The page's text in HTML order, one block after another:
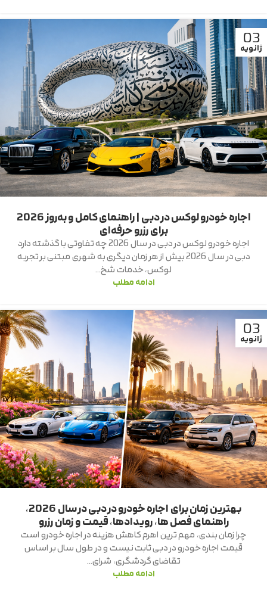
03
ژانویه
اجاره خودرو لوکس در دبی | راهنمای کامل و به‌روز 2026
برای رزرو حرفه‌ای
اجاره خودرو لوکس در دبی در سال 2026 چه تفاوتی با گذشته دارد
دبی در سال 2026 بیش از هر زمان دیگری به شهری مبتنی بر تجربه
لوکس، خدمات شخ...
ادامه مطلب
03
ژانویه
بهترین زمان برای اجاره خودرو در دبی در سال 2026،
راهنمای فصل ها، رویدادها، قیمت و زمان رزرو
چرا زمان بندی، مهم ترین اهرم کاهش هزینه در اجاره خودرو است
قیمت اجاره خودرو در دبی ثابت نیست و در طول سال بر اساس
تقاضای گردشگری، شرای...
ادامه مطلب